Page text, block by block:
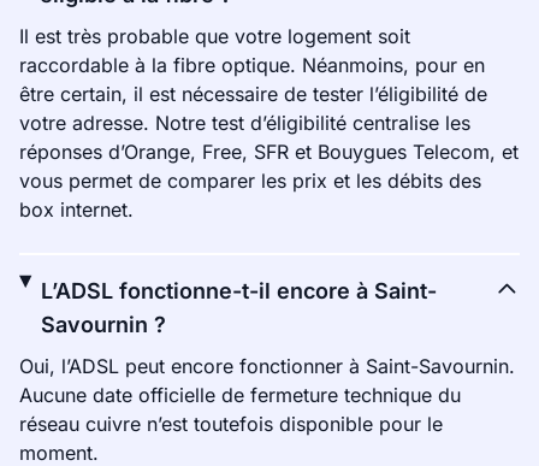
Il est très probable que votre logement soit
raccordable à la fibre optique. Néanmoins, pour en
être certain, il est nécessaire de tester l’éligibilité de
votre adresse. Notre test d’éligibilité centralise les
réponses d’Orange, Free, SFR et Bouygues Telecom, et
vous permet de comparer les prix et les débits des
box internet.
L’ADSL fonctionne-t-il encore à Saint-
Savournin ?
Oui, l’ADSL peut encore fonctionner à Saint-Savournin.
Aucune date officielle de fermeture technique du
réseau cuivre n’est toutefois disponible pour le
moment.